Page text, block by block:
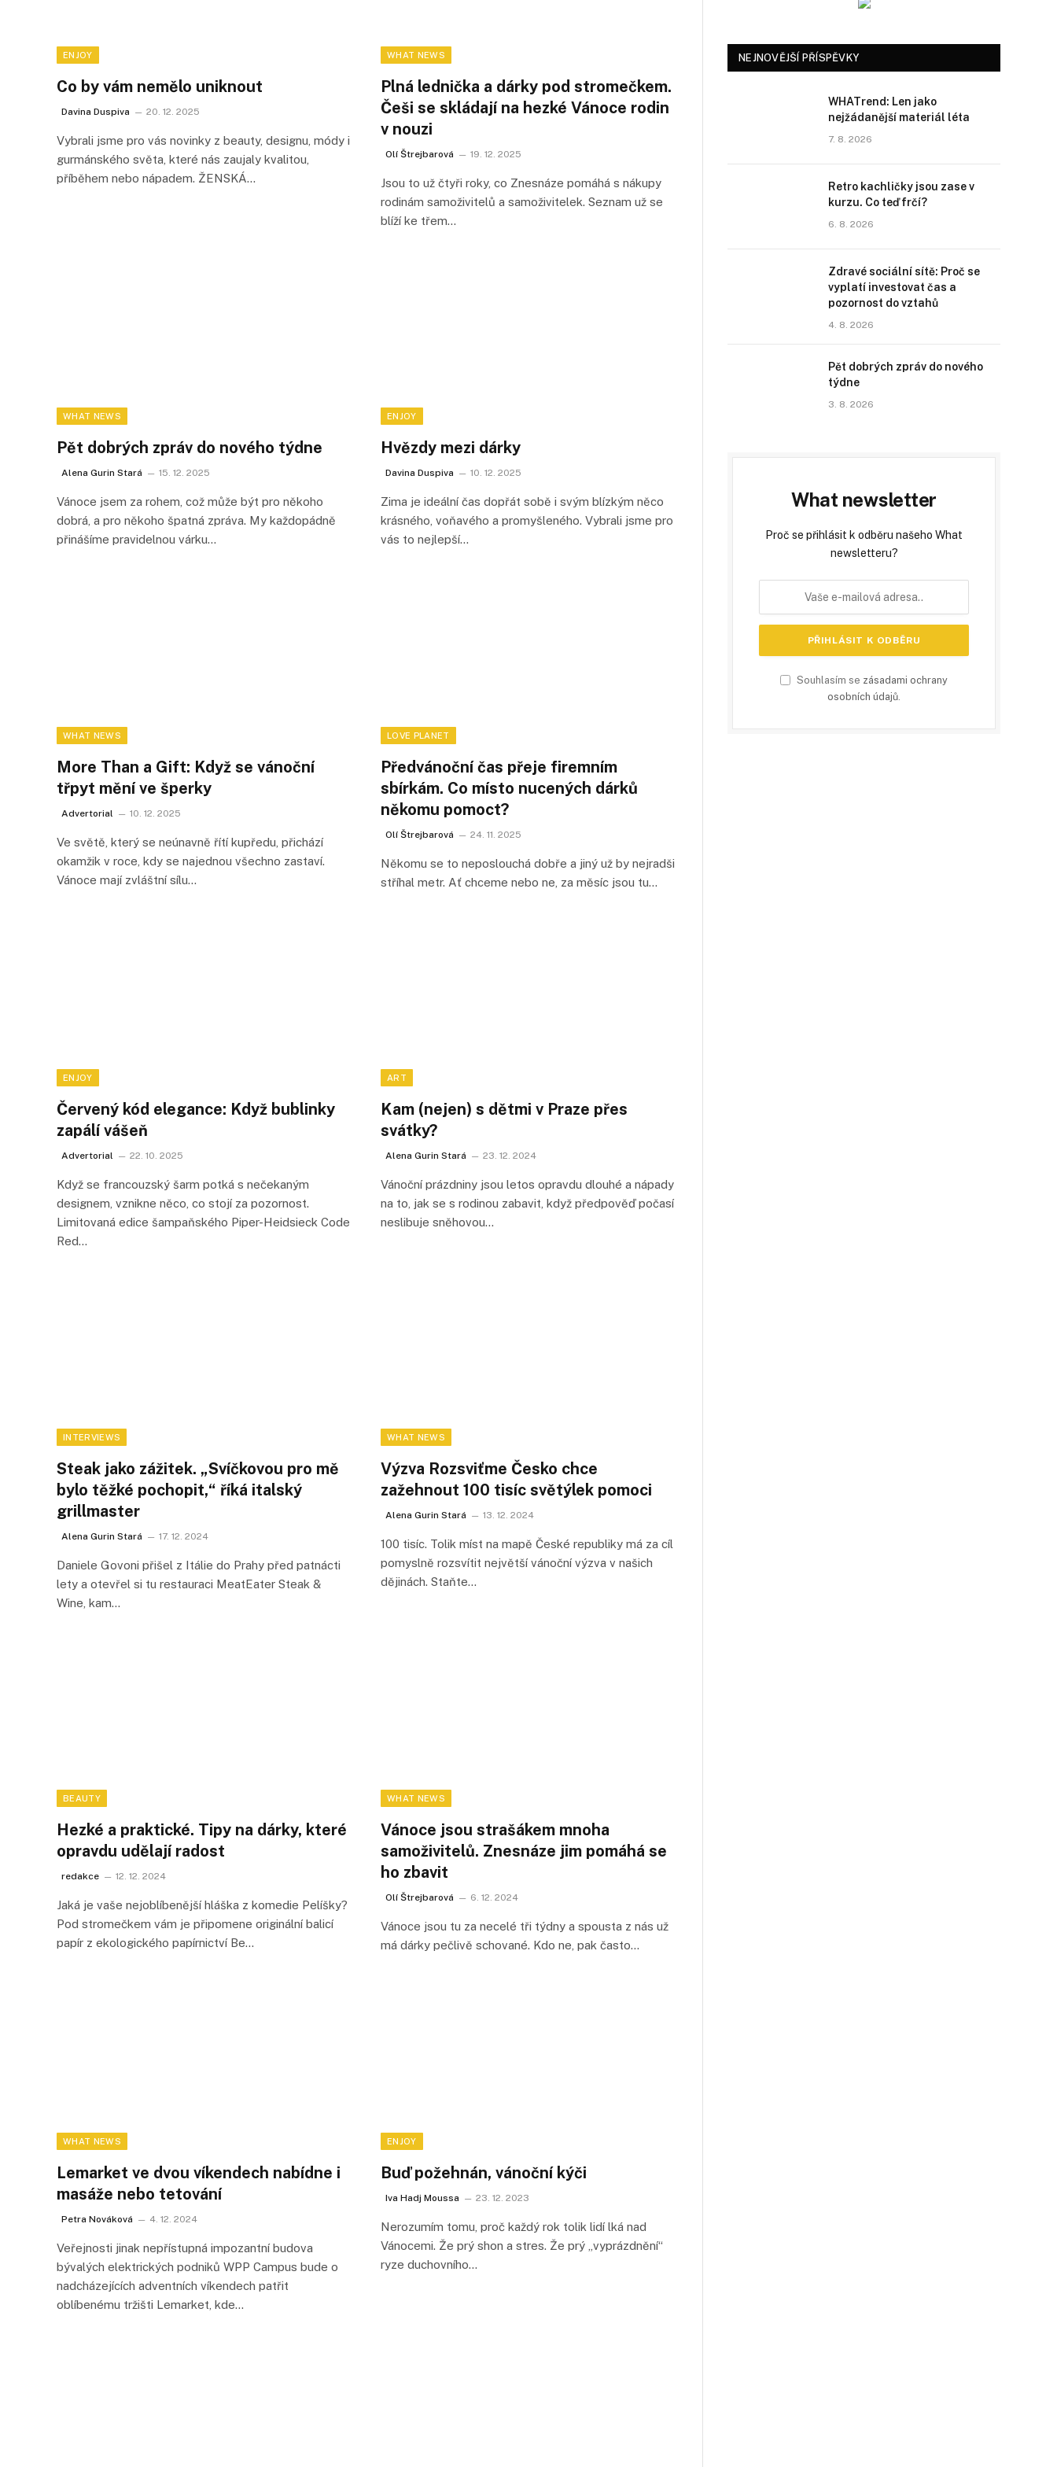
ENJOY
Co by vám nemělo uniknout
Davina Duspiva 20. 12. 2025
Vybrali jsme pro vás novinky z beauty, designu, módy i
gurmánského světa, které nás zaujaly kvalitou,
příběhem nebo nápadem. ŽENSKÁ…
WHAT NEWS
Plná lednička a dárky pod stromečkem.
Češi se skládají na hezké Vánoce rodin
v nouzi
Olí Štrejbarová 19. 12. 2025
Jsou to už čtyři roky, co Znesnáze pomáhá s nákupy
rodinám samoživitelů a samoživitelek. Seznam už se
blíží ke třem…
WHAT NEWS
Pět dobrých zpráv do nového týdne
Alena Gurin Stará 15. 12. 2025
Vánoce jsem za rohem, což může být pro někoho
dobrá, a pro někoho špatná zpráva. My každopádně
přinášíme pravidelnou várku…
ENJOY
Hvězdy mezi dárky
Davina Duspiva 10. 12. 2025
Zima je ideální čas dopřát sobě i svým blízkým něco
krásného, voňavého a promyšleného. Vybrali jsme pro
vás to nejlepší…
WHAT NEWS
More Than a Gift: Když se vánoční
třpyt mění ve šperky
Advertorial 10. 12. 2025
Ve světě, který se neúnavně řítí kupředu, přichází
okamžik v roce, kdy se najednou všechno zastaví.
Vánoce mají zvláštní sílu…
LOVE PLANET
Předvánoční čas přeje firemním
sbírkám. Co místo nucených dárků
někomu pomoct?
Olí Štrejbarová 24. 11. 2025
Někomu se to neposlouchá dobře a jiný už by nejradši
stříhal metr. Ať chceme nebo ne, za měsíc jsou tu…
ENJOY
Červený kód elegance: Když bublinky
zapálí vášeň
Advertorial 22. 10. 2025
Když se francouzský šarm potká s nečekaným
designem, vznikne něco, co stojí za pozornost.
Limitovaná edice šampaňského Piper-Heidsieck Code
Red…
ART
Kam (nejen) s dětmi v Praze přes
svátky?
Alena Gurin Stará 23. 12. 2024
Vánoční prázdniny jsou letos opravdu dlouhé a nápady
na to, jak se s rodinou zabavit, když předpověď počasí
neslibuje sněhovou…
INTERVIEWS
Steak jako zážitek. „Svíčkovou pro mě
bylo těžké pochopit,“ říká italský
grillmaster
Alena Gurin Stará 17. 12. 2024
Daniele Govoni přišel z Itálie do Prahy před patnácti
lety a otevřel si tu restauraci MeatEater Steak &
Wine, kam…
WHAT NEWS
Výzva Rozsviťme Česko chce
zažehnout 100 tisíc světýlek pomoci
Alena Gurin Stará 13. 12. 2024
100 tisíc. Tolik míst na mapě České republiky má za cíl
pomyslně rozsvítit největší vánoční výzva v našich
dějinách. Staňte…
BEAUTY
Hezké a praktické. Tipy na dárky, které
opravdu udělají radost
redakce 12. 12. 2024
Jaká je vaše nejoblíbenější hláška z komedie Pelíšky?
Pod stromečkem vám je připomene originální balicí
papír z ekologického papírnictví Be…
WHAT NEWS
Vánoce jsou strašákem mnoha
samoživitelů. Znesnáze jim pomáhá se
ho zbavit
Olí Štrejbarová 6. 12. 2024
Vánoce jsou tu za necelé tři týdny a spousta z nás už
má dárky pečlivě schované. Kdo ne, pak často…
WHAT NEWS
Lemarket ve dvou víkendech nabídne i
masáže nebo tetování
Petra Nováková 4. 12. 2024
Veřejnosti jinak nepřístupná impozantní budova
bývalých elektrických podniků WPP Campus bude o
nadcházejících adventních víkendech patřit
oblíbenému tržišti Lemarket, kde…
ENJOY
Buď požehnán, vánoční kýči
Iva Hadj Moussa 23. 12. 2023
Nerozumím tomu, proč každý rok tolik lidí lká nad
Vánocemi. Že prý shon a stres. Že prý „vyprázdnění“
ryze duchovního…
NEJNOVĚJŠÍ PŘÍSPĚVKY
WHATrend: Len jako
nejžádanější materiál léta
7. 8. 2026
Retro kachličky jsou zase v
kurzu. Co teď frčí?
6. 8. 2026
Zdravé sociální sítě: Proč se
vyplatí investovat čas a
pozornost do vztahů
4. 8. 2026
Pět dobrých zpráv do nového
týdne
3. 8. 2026
What newsletter
Proč se přihlásit k odběru našeho What
newsletteru?
Souhlasím se zásadami ochrany
osobních údajů.